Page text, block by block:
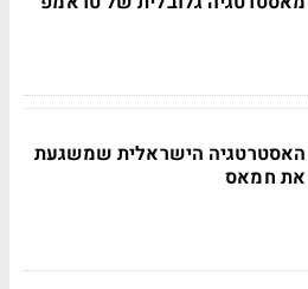
האסטרטגיה הישראלית שמשגעת
את חמאס